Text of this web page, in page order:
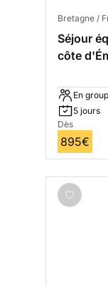
Bretagne /
Séjour
côte
En
5 jours
Dès
895€